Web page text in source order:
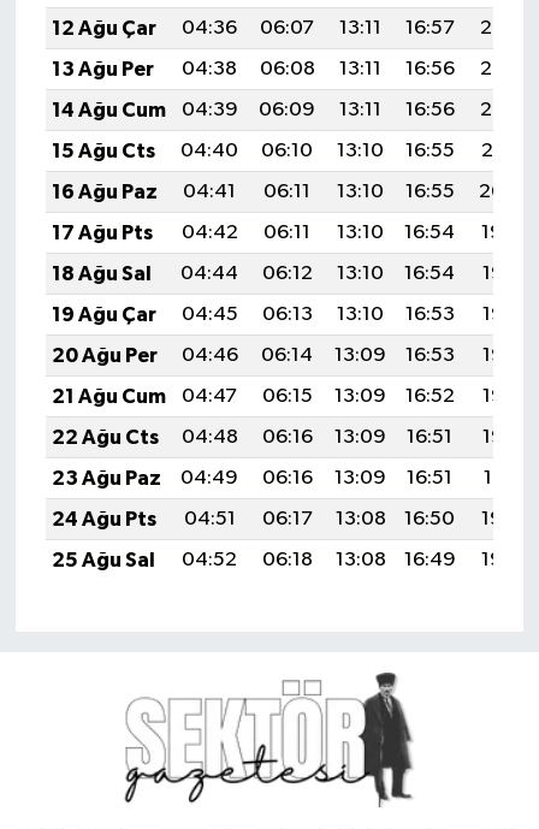
12 Ağu Çar
04:36 06:07 13:11 16:57
20:05
13 Ağu Per
04:38 06:08 13:11 16:56
20:03
14 Ağu Cum
04:39 06:09 13:11 16:56
20:02
15 Ağu Cts
04:40 06:10 13:10 16:55
20:01
16 Ağu Paz
04:41 06:11 13:10 16:55
20:00
17 Ağu Pts
04:42 06:11 13:10 16:54
19:59
18 Ağu Sal
04:44 06:12 13:10 16:54
19:57
19 Ağu Çar
04:45 06:13 13:10 16:53
19:56
20 Ağu Per
04:46 06:14 13:09 16:53
19:55
21 Ağu Cum
04:47 06:15 13:09 16:52
19:53
22 Ağu Cts
04:48 06:16 13:09 16:51
19:52
23 Ağu Paz
04:49 06:16 13:09 16:51
19:51
24 Ağu Pts
04:51 06:17 13:08 16:50
19:49
25 Ağu Sal
04:52 06:18 13:08 16:49 19:48